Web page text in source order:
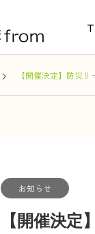
【開催決定】防災
お知らせ
【開催決